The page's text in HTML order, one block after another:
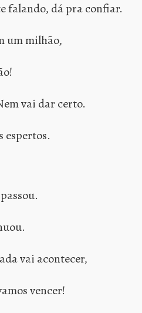
falando, dá pra confiar.
um milhão,
vai dar certo.
espertos.
vai acontecer,
vencer!